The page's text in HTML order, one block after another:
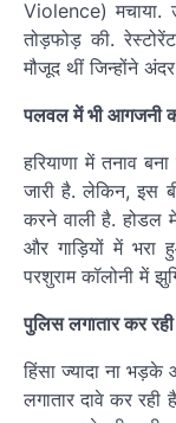
Violence) मचाया.
तोड़फोड़ की.
मौजूद थीं जिन्होंने
पलवल में भी आगजनी
हरियाणा में तनाव
जारी है. लेकिन, इस
करने वाली है. होडल
और गाड़ियों में भरा
परशुराम कॉलोनी में
पुलिस लगातार कर रही
हिंसा ज्यादा ना
लगातार दावे कर रही